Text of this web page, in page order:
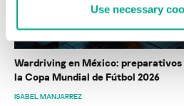
Use necessary
Wardriving en México: preparativos
la Copa Mundial de Fútbol 2026
ISABEL MANJARREZ